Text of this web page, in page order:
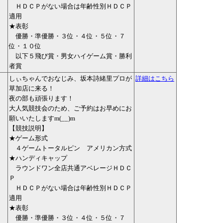
ＨＤＣＰがない場合は年齢性別ＨＤＣＰ
適用
★表彰
優勝・準優勝・３位・４位・５位・７
位・１０位
以下５飛び賞・男女ハイゲーム賞・勝利
者賞
しぃちゃんでおなじみ、坂本詩緒里プロが
草加店に来る！
夜の部も頑張ります！
大人気競技会のため、ご予約はお早めにお
願いいたしますm(__)m
【競技説明】
★ゲーム形式
４ゲームトータルピン アメリカン方式
★ハンディキャップ
ラウンドワン全店共通アベレージＨＤＣ
Ｐ
ＨＤＣＰがない場合は年齢性別ＨＤＣＰ
適用
★表彰
優勝・準優勝・３位・４位・５位・７
詳細はこちら